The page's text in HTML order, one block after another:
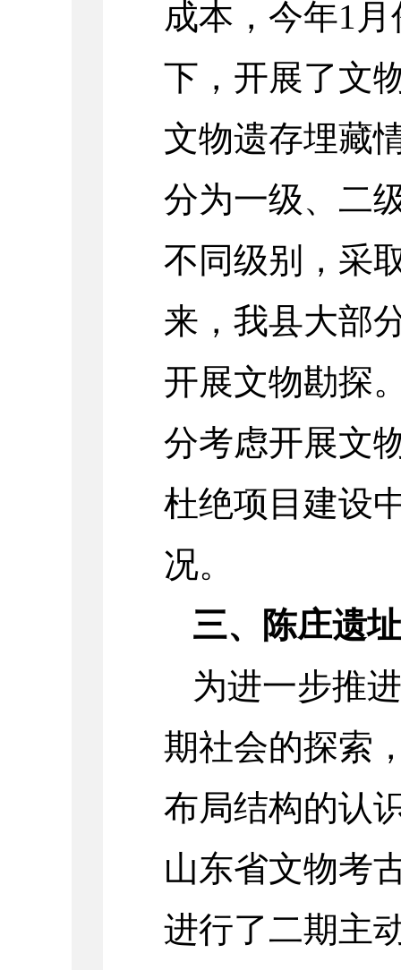
成本，今年1
下，开展了文
文物遗存埋藏
分为一级、二
不同级别，采
来，我县大部
开展文物勘探
分考虑开展文
杜绝项目建设
况。
三、陈庄遗
为进一步推
期社会的探索
布局结构的认
山东省文物考
进行了二期主